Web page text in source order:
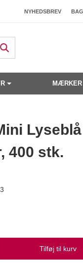
NYHEDSBREV
MÆRKER
400 stk.
Tilføj til kurv